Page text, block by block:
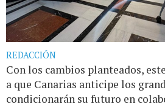
REDACCIÓN
Con los cambios planteados,
a que Canarias anticipe los
condicionarán su futuro en